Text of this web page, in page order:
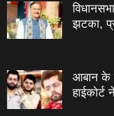
झटका,
आबान के
हाईकोर्ट